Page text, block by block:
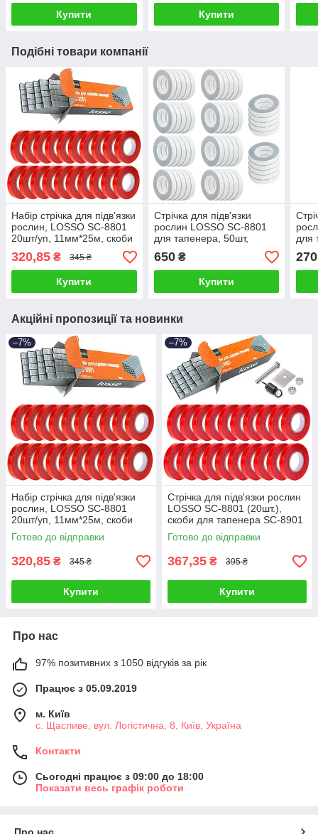
Купити Купити
Подібні товари компанії
Набір стрічка для підв'язки
рослин, LOSSO SC-8801
20шт/уп, 11мм*25м, скоби
для тапенера
320,85 ₴ 345 ₴
Купити
Стрічка для підв'язки
рослин LOSSO SC-8801
для тапенера, 50шт,
11мм*25м біла
650₴
Купити
для
270
Акційні пропозиції та новинки
–7%
Набір стрічка для підв'язки
рослин, LOSSO SC-8801
20шт/уп, 11мм*25м, скоби
для тапенера
Готово до відправки
320,85 ₴ 345 ₴
Купити
–7%
Стрічка для підв'язки рослин
LOSSO SC-8801 (20шт.),
скоби для тапенера SC-8901
(1уп.), ремкомплект
Готово до відправки
367,35 ₴ 395 ₴
Купити
Про нас
97% позитивних з 1050 відгуків за рік
Працює з 05.09.2019
м. Київ
с. Щасливе, вул. Логістична, 8, Київ, Україна
Контакти
Сьогодні працює з 09:00 до 18:00
Показати весь графік роботи